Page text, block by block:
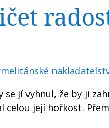
se jí vyhnul, že by ji
celou její hořkost.